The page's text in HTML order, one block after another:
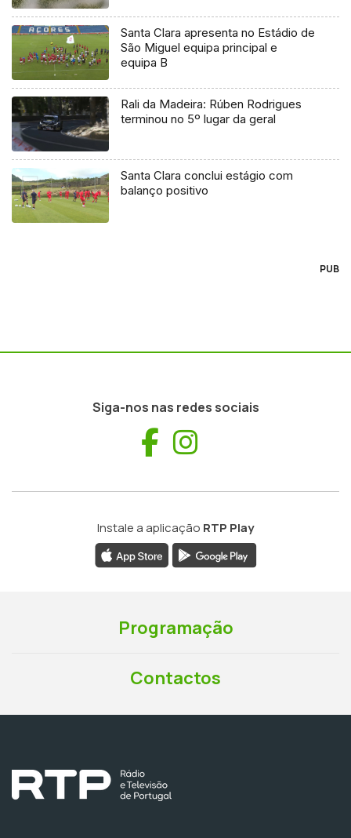
Santa Clara apresenta no Estádio de
São Miguel equipa principal e
equipa B
Rali da Madeira: Rúben Rodrigues
terminou no 5º lugar da geral
Santa Clara conclui estágio com
balanço positivo
PUB
Siga-nos nas redes sociais
Facebook
Instale a aplicação RTP Play
Programação
Contactos